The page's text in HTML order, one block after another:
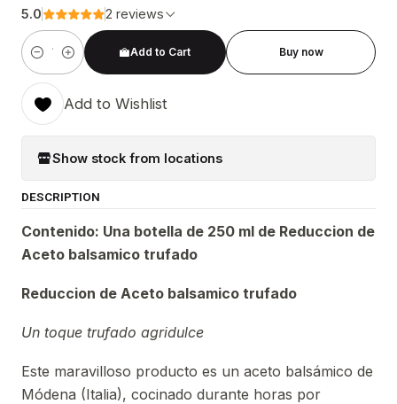
5.0 2 reviews
Quantity
Add to Cart Buy now
Add to Wishlist
Show stock from locations
DESCRIPTION
Contenido: Una botella de 250 ml de Reduccion de
Aceto balsamico trufado
Reduccion de Aceto balsamico trufado
Un toque trufado agridulce
Este maravilloso producto es un aceto balsámico de
Módena (Italia), cocinado durante horas por